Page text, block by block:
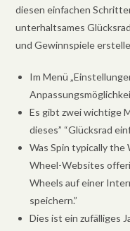
diesen einfachen
unterhaltsames
und Gewinnspiele
Im Menü
Es gibt zwei wichtige
dieses” “Glücksrad
Was Spin typically
Wheel-Websites
Wheels auf einer
speichern.”
Dies ist ein zufälliges